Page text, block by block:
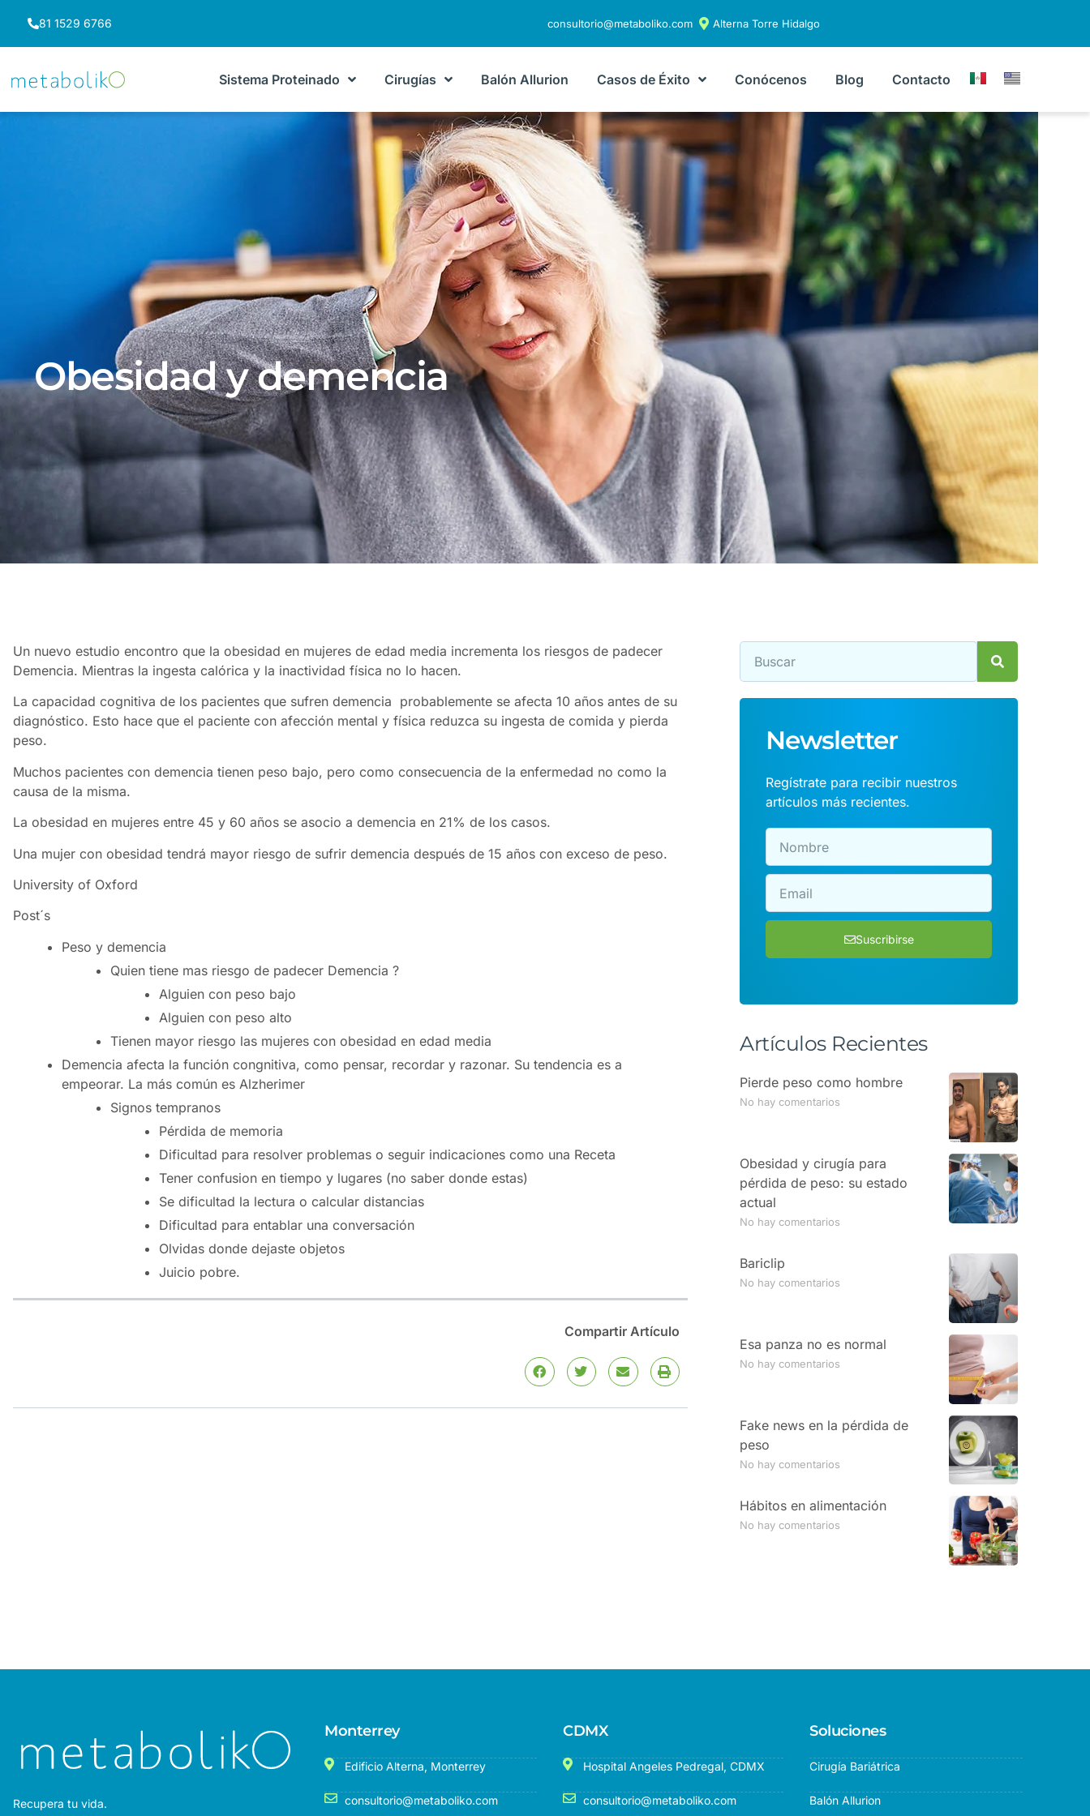
81 1529 6766 consultorio@metaboliko.com Alterna Torre Hidalgo
Sistema Proteinado Cirugías Balón Allurion Casos de Éxito Conócenos Blog Contacto
Obesidad y demencia
Un nuevo estudio encontro que la obesidad en mujeres de edad media incrementa los riesgos de padecer
Demencia. Mientras la ingesta calórica y la inactividad física no lo hacen.
La capacidad cognitiva de los pacientes que sufren demencia probablemente se afecta 10 años antes de su
diagnóstico. Esto hace que el paciente con afección mental y física reduzca su ingesta de comida y pierda
peso.
Muchos pacientes con demencia tienen peso bajo, pero como consecuencia de la enfermedad no como la
causa de la misma.
La obesidad en mujeres entre 45 y 60 años se asocio a demencia en 21% de los casos.
Una mujer con obesidad tendrá mayor riesgo de sufrir demencia después de 15 años con exceso de peso.
University of Oxford
Post´s
Peso y demencia
Quien tiene mas riesgo de padecer Demencia ?
Alguien con peso bajo
Alguien con peso alto
Tienen mayor riesgo las mujeres con obesidad en edad media
Demencia afecta la función congnitiva, como pensar, recordar y razonar. Su tendencia es a
empeorar. La más común es Alzherimer
Signos tempranos
Pérdida de memoria
Dificultad para resolver problemas o seguir indicaciones como una Receta
Tener confusion en tiempo y lugares (no saber donde estas)
Se dificultad la lectura o calcular distancias
Dificultad para entablar una conversación
Olvidas donde dejaste objetos
Juicio pobre.
Compartir Artículo
Newsletter
Regístrate para recibir nuestros
artículos más recientes.
Suscribirse
Artículos Recientes
Pierde peso como hombre
No hay comentarios
Obesidad y cirugía para
pérdida de peso: su estado
actual
No hay comentarios
Bariclip
No hay comentarios
Esa panza no es normal
No hay comentarios
Fake news en la pérdida de
peso
No hay comentarios
Hábitos en alimentación
No hay comentarios
Recupera tu vida.
Monterrey
Edificio Alterna, Monterrey
consultorio@metaboliko.com
CDMX
Hospital Angeles Pedregal, CDMX
consultorio@metaboliko.com
Soluciones
Cirugía Bariátrica
Balón Allurion